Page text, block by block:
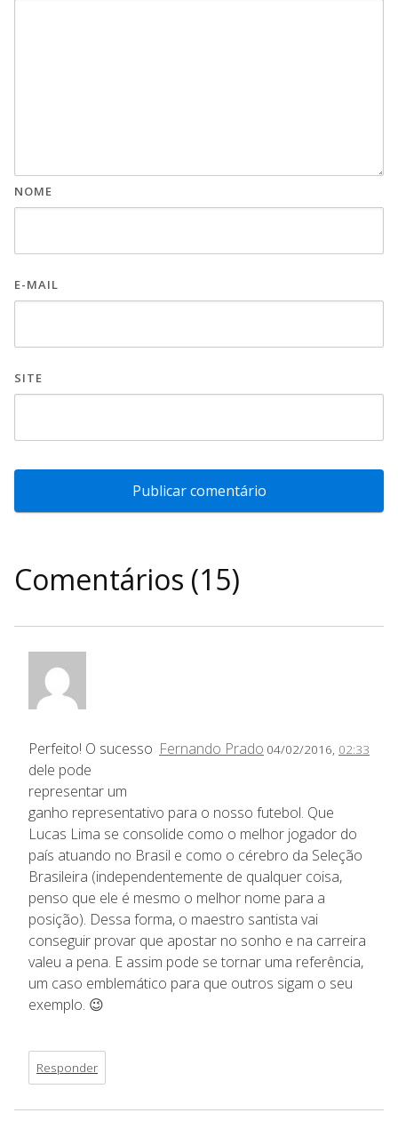
NOME
E-MAIL
SITE
Comentários (15)
Fernando Prado 04/02/2016, 02:33
Perfeito! O sucesso
dele pode
representar um
ganho representativo para o nosso futebol. Que
Lucas Lima se consolide como o melhor jogador do
país atuando no Brasil e como o cérebro da Seleção
Brasileira (independentemente de qualquer coisa,
penso que ele é mesmo o melhor nome para a
posição). Dessa forma, o maestro santista vai
conseguir provar que apostar no sonho e na carreira
valeu a pena. E assim pode se tornar uma referência,
um caso emblemático para que outros sigam o seu
exemplo. 😉
Responder